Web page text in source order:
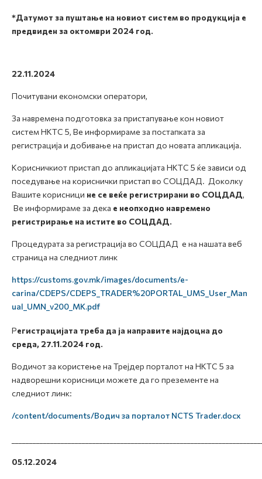
*Датумот за пуштање на новиот систем во продукција е
предвиден за октомври 2024 год.
22.11.2024
Почитувани економски оператори,
За навремена подготовка за пристапување кон новиот
систем НКТС 5, Ве информираме за постапката за
регистрација и добивање на пристап до новата апликација.
Корисничкиот пристап до апликацијата НКТС 5 ќе зависи од
поседување на кориснички пристап во СОЦДАД. Доколку
Вашите корисници не се веќе регистрирани во СОЦДАД,
Ве информираме за дека е неопходно навремено
регистрирање на истите во СОЦДАД.
Процедурата за регистрација во СОЦДАД е на нашата веб
страница на следниот линк
https://customs.gov.mk/images/documents/e-
carina/CDEPS/CDEPS_TRADER%20PORTAL_UMS_User_Man
ual_UMN_v200_MK.pdf
Регистрацијата треба да ја направите најдоцна до
среда, 27.11.2024 год.
Водичот за користење на Трејдер порталот на НКТС 5 за
надворешни корисници можете да го презементе на
следниот линк:
/content/documents/Водич за порталот NCTS Trader.docx
05.12.2024